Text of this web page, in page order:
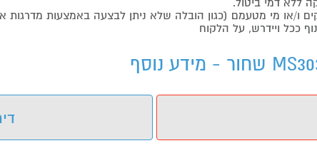
ללא דמי ביטול.
או מי מטעמם (כגון הובלה שלא ניתן לבצעה באמצעות מדרגות
ככל ויידרש, על הלקוח